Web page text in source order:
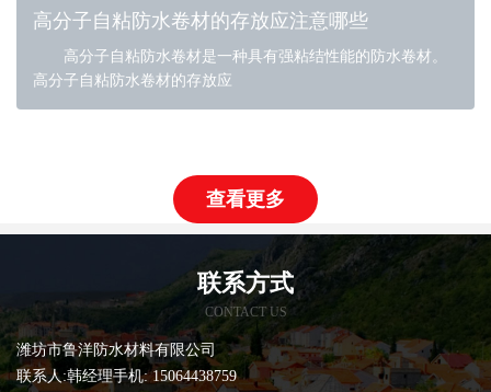
高分子自粘防水卷材的存放应注意哪些
高分子自粘防水卷材是一种具有强粘结性能的防水卷材。
高分子自粘防水卷材的存放应
查看更多
联系方式
CONTACT US
潍坊市鲁洋防水材料有限公司
联系人:韩经理手机: 15064438759